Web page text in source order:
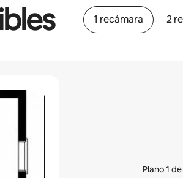
1 recámara 2
Plano 1 de